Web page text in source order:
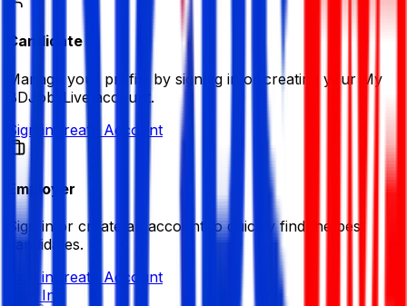
Candidate
Manage your profile by signing in or creating your My
BDJobsLive account.
Sign in Create Account
Employer
Sign in or create an account to quickly find the best
candidates.
Sign in Create Account
Sign In